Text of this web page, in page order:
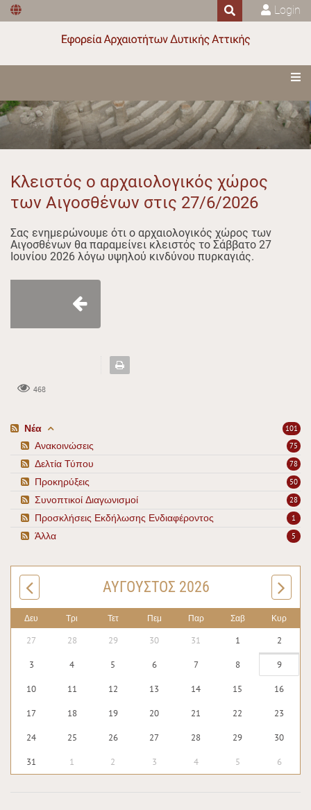
Login
Κλειστός ο αρχαιολογικός χώρος
των Αιγοσθένων στις 27/6/2026
Σας ενημερώνουμε ότι ο αρχαιολογικός χώρος των
Αιγοσθένων θα παραμείνει κλειστός το Σάββατο 27
Ιουνίου 2026 λόγω υψηλού κινδύνου πυρκαγιάς.
468
101
Νέα
75
Ανακοινώσεις
78
Δελτία Τύπου
50
Προκηρύξεις
28
Συνοπτικοί Διαγωνισμοί
1
Προσκλήσεις Εκδήλωσης Ενδιαφέροντος
5
Άλλα
ΑΎΓΟΥΣΤΟΣ 2026
Δευ Τρι Τετ Πεμ Παρ Σαβ Κυρ
27 28 29 30 31 1 2
3 4 5 6 7 8 9
10 11 12 13 14 15 16
17 18 19 20 21 22 23
24 25 26 27 28 29 30
31 1 2 3 4 5 6